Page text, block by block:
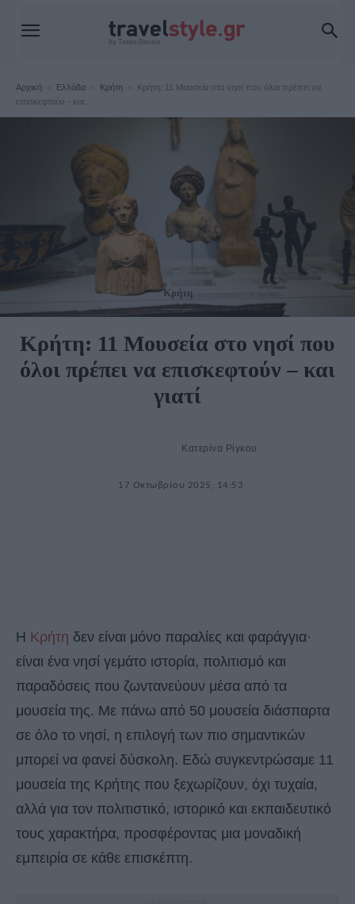
Αρχική Ελλάδα Κρήτη
Κρήτη: 11 Μουσεία στο νησί που όλοι πρέπει να
επισκεφτούν - και...
Κρήτη
Κρήτη: 11 Μουσεία στο νησί που
όλοι πρέπει να επισκεφτούν – και
γιατί
Κατερίνα Ρίγκου
17 Οκτωβρίου 2025, 14:53
Η Κρήτη δεν είναι μόνο παραλίες και φαράγγια·
είναι ένα νησί γεμάτο ιστορία, πολιτισμό και
παραδόσεις που ζωντανεύουν μέσα από τα
μουσεία της. Με πάνω από 50 μουσεία διάσπαρτα
σε όλο το νησί, η επιλογή των πιο σημαντικών
μπορεί να φανεί δύσκολη. Εδώ συγκεντρώσαμε 11
μουσεία της Κρήτης που ξεχωρίζουν, όχι τυχαία,
αλλά για τον πολιτιστικό, ιστορικό και εκπαιδευτικό
τους χαρακτήρα, προσφέροντας μια μοναδική
εμπειρία σε κάθε επισκέπτη.